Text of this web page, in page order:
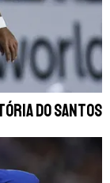
do Santos